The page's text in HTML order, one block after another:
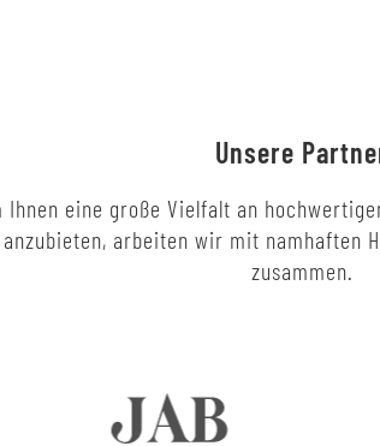
Unsere
Ihnen eine große Vielfalt an
anzubieten, arbeiten wir mit namhaften
zusammen.